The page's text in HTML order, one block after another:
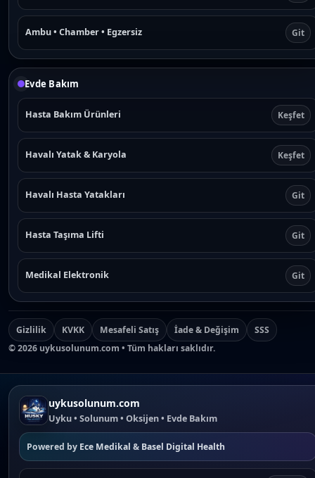
Ambu • Chamber • Egzersiz Git
Evde Bakım
Hasta Bakım Ürünleri Keşfet
Havalı Yatak & Karyola Keşfet
Havalı Hasta Yatakları Git
Hasta Taşıma Lifti Git
Medikal Elektronik Git
Gizlilik KVKK Mesafeli Satış İade & Değişim
SSS
©2026 uykusolunum.com • Tüm hakları saklıdır.
uykusolunum.com
Uyku • Solunum • Oksijen • Evde Bakım
Powered by Ece Medikal & Basel Digital Health